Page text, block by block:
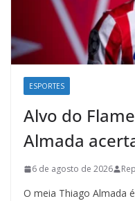
ESPORTES
Alvo do
Almada
6 de agosto de 2026
O meia Thiago Almada